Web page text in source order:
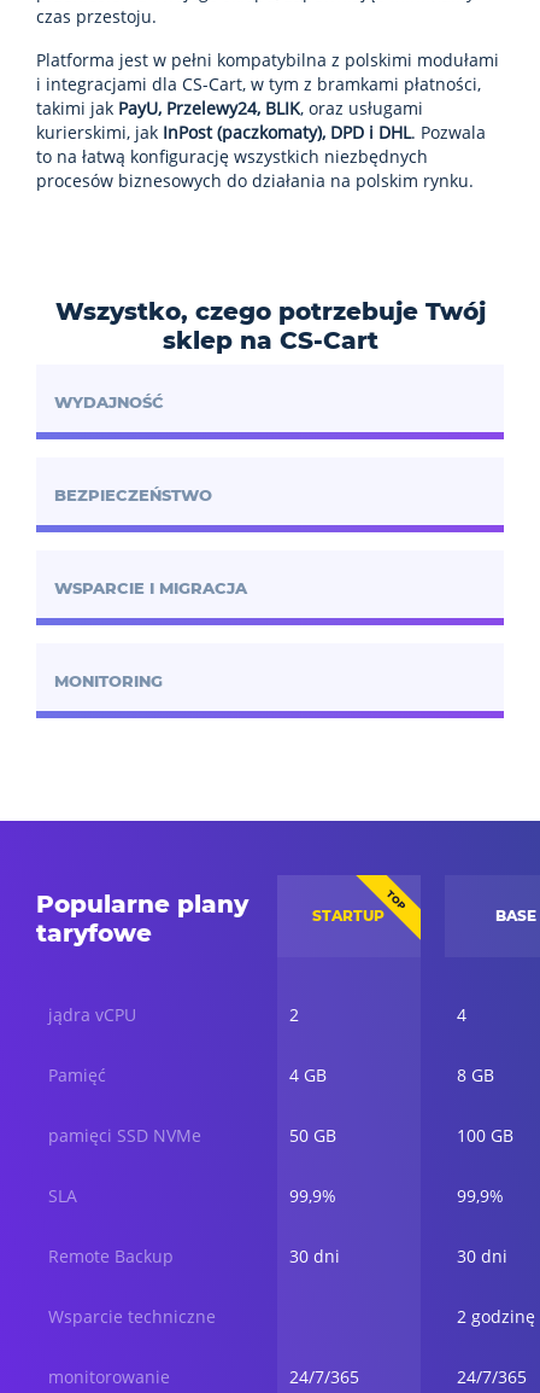
czas przestoju.
Platforma jest w pełni kompatybilna z polskimi modułami
i integracjami dla CS-Cart, w tym z bramkami płatności,
takimi jak PayU, Przelewy24, BLIK, oraz usługami
kurierskimi, jak InPost (paczkomaty), DPD i DHL. Pozwala
to na łatwą konfigurację wszystkich niezbędnych
procesów biznesowych do działania na polskim rynku.
Wszystko, czego potrzebuje Twój
sklep na CS-Cart
WYDAJNOŚĆ
BEZPIECZEŃSTWO
WSPARCIE I MIGRACJA
MONITORING
Popularne plany
taryfowe
jądra vCPU
Pamięć
pamięci SSD NVMe
SLA
Remote Backup
Wsparcie techniczne
monitorowanie
TOP
STARTUP
2
4 GB
50 GB
99,9%
30 dni
24/7/365
BASE
4
8 GB
100 GB
99,9%
30 dni
2 godzinę
24/7/365